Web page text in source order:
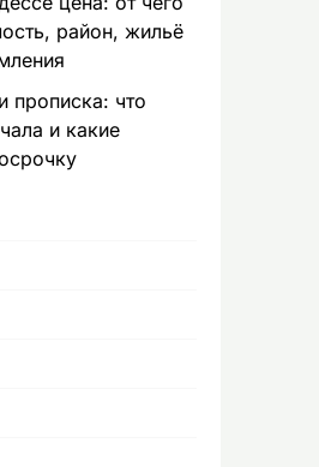
район, жильё
прописка: что
и какие